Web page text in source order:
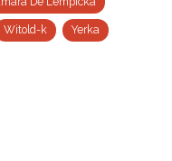
Witold-k Yerka